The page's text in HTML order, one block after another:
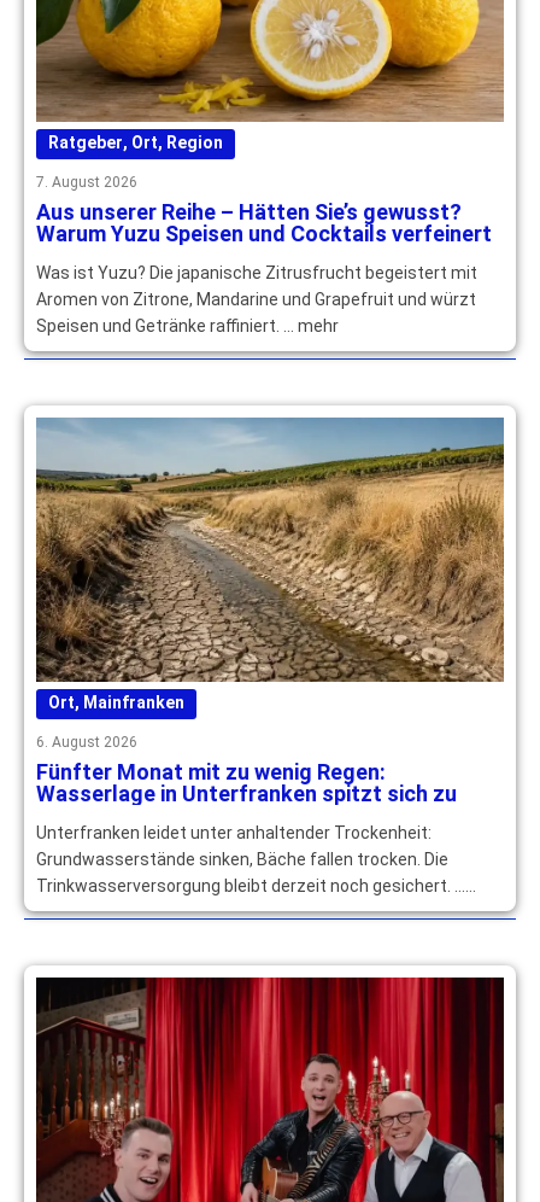
Ratgeber, Ort, Region
7. August 2026
Aus unserer Reihe – Hätten Sie’s gewusst?
Warum Yuzu Speisen und Cocktails verfeinert
Was ist Yuzu? Die japanische Zitrusfrucht begeistert mit
Aromen von Zitrone, Mandarine und Grapefruit und würzt
Speisen und Getränke raffiniert. … mehr
Ort, Mainfranken
6. August 2026
Fünfter Monat mit zu wenig Regen:
Wasserlage in Unterfranken spitzt sich zu
Unterfranken leidet unter anhaltender Trockenheit:
Grundwasserstände sinken, Bäche fallen trocken. Die
Trinkwasserversorgung bleibt derzeit noch gesichert. …
mehr